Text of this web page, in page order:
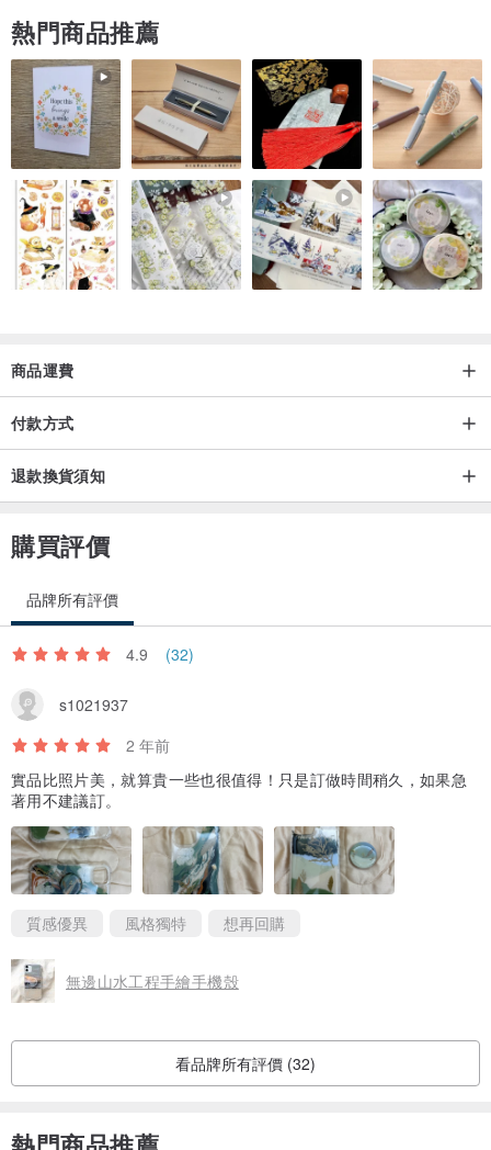
熱門商品推薦
商品運費
付款方式
退款換貨須知
購買評價
品牌所有評價
4.9 (32)
s1021937
2 年前
實品比照片美，就算貴一些也很值得！只是訂做時間稍久，如果急
著用不建議訂。
質感優異 風格獨特 想再回購
無邊山水工程手繪手機殼
看品牌所有評價 (32)